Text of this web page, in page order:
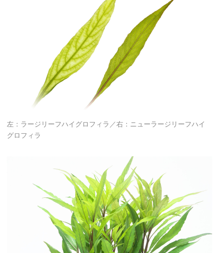
左：ラージリーフハイグロフィラ／右：ニューラージリーフハイ
グロフィラ